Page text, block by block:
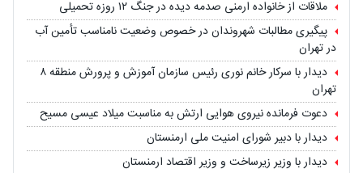
ملاقات از خانواده ارمنی صدمه دیده در جنگ ۱۲ روزه تحمیلی
پیگیری مطالبات شهروندان در خصوص وضعیت نامناسب تأمین آب
در تهران
دیدار با سرکار خانم نوری رئیس سازمان آموزش و پرورش منطقه ۸
تهران
دعوت فرمانده نیروی هوایی ارتش به مناسبت میلاد عیسی مسیح
دیدار با دبیر شورای امنیت ملی ارمنستان
دیدار با وزیر زیرساخت و وزیر اقتصاد ارمنستان